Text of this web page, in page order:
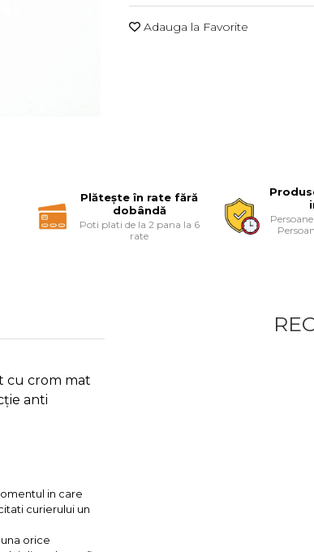
Adauga la Favorite
Plătește în rate fără
dobândă
Poti plati de la 2 pana la 6
rate
cu crom mat
anti
in care
curierului un
orice